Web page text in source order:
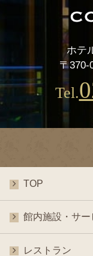
ホテ
〒370-
Tel.
TOP
館内施設・サー
レストラン